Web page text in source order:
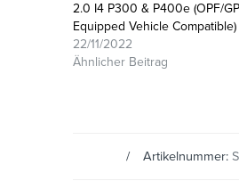
2.0 I4 P300 & P400e (OPF/
Equipped Vehicle Compatible)
22/11/2022
Ähnlicher Beitrag
Artikelnummer: